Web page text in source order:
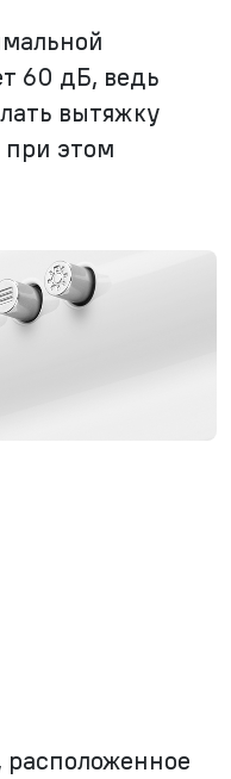
60 дБ, ведь
вытяжку
при этом